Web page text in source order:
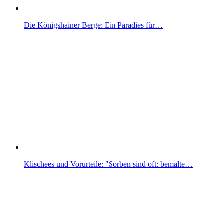
Die Königshainer Berge: Ein Paradies für…
Klischees und Vorurteile: "Sorben sind oft: bemalte…